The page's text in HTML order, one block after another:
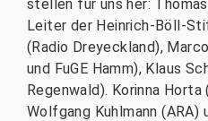
stellen für uns her:
Leiter der Heinrich-Böll-
(Radio Dreyeckland),
und FuGE Hamm), Klaus
Regenwald). Korinna
Wolfgang Kuhlmann (ARA)